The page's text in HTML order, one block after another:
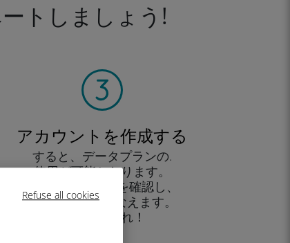
Refuse all cookies
トしましょう!
アカウントを作成する
すると、データプランの.
使用が可能となります。
外出先 から残高を確認し、
追加購入がおこなえます。
お楽しみあれ！